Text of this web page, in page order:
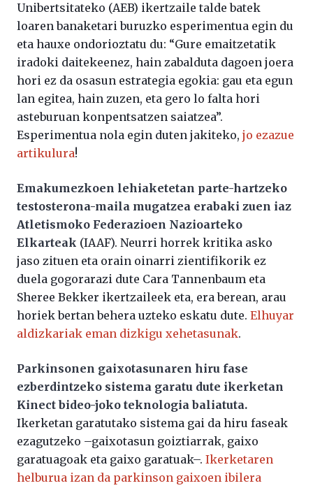
Unibertsitateko (AEB) ikertzaile talde batek
loaren banaketari buruzko esperimentua egin du
eta hauxe ondorioztatu du: “Gure emaitzetatik
iradoki daitekeenez, hain zabalduta dagoen joera
hori ez da osasun estrategia egokia: gau eta egun
lan egitea, hain zuzen, eta gero lo falta hori
asteburuan konpentsatzen saiatzea”.
Esperimentua nola egin duten jakiteko, jo ezazue
artikulura!
Emakumezkoen lehiaketetan parte-hartzeko
testosterona-maila mugatzea erabaki zuen iaz
Atletismoko Federazioen Nazioarteko
Elkarteak (IAAF). Neurri horrek kritika asko
jaso zituen eta orain oinarri zientifikorik ez
duela gogorarazi dute Cara Tannenbaum eta
Sheree Bekker ikertzaileek eta, era berean, arau
horiek bertan behera uzteko eskatu dute. Elhuyar
aldizkariak eman dizkigu xehetasunak.
Parkinsonen gaixotasunaren hiru fase
ezberdintzeko sistema garatu dute ikerketan
Kinect bideo-joko teknologia baliatuta.
Ikerketan garatutako sistema gai da hiru faseak
ezagutzeko –gaixotasun goiztiarrak, gaixo
garatuagoak eta gaixo garatuak–. Ikerketaren
helburua izan da parkinson gaixoen ibilera